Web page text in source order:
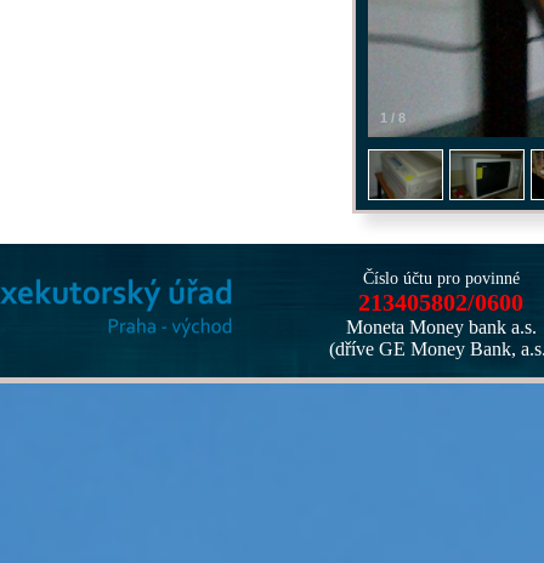
1 / 8
Číslo účtu pro povinné
213405802/0600
Moneta Money bank a.s.
(dříve GE Money Bank,